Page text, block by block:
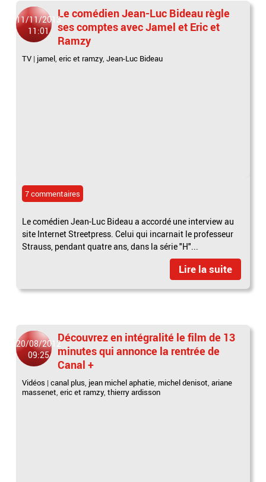
11/11/2013
11:01
Le comédien Jean-Luc Bideau règle
ses comptes avec Jamel et Eric et
Ramzy
TV | jamel,eric et ramzy,Jean-Luc Bideau
7 commentaires
Le comédien Jean-Luc Bideau a accordé une interview au
site Internet Streetpress. Celui qui incarnait le professeur
Strauss, pendant quatre ans, dans la série "H"...
Lire la suite
20/08/2012
09:25
Découvrez en intégralité le film de 13
minutes qui annonce la rentrée de
Canal +
Vidéos |canal plus, jean michel aphatie, michel denisot,ariane
massenet,eric et ramzy,thierry ardisson